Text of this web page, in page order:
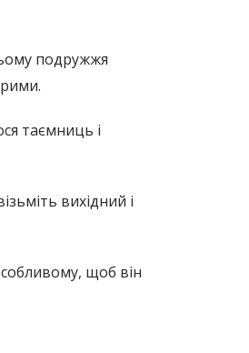
подружжя
таємниць і
вихідний і
щоб він